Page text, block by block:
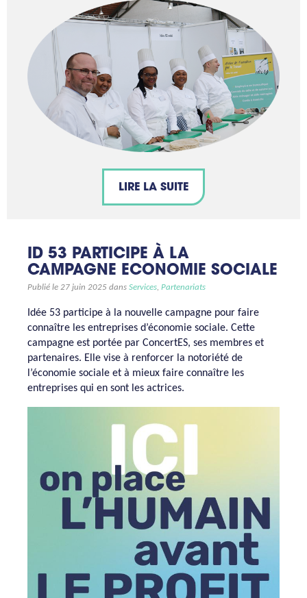
LIRE LA SUITE
ID 53 PARTICIPE À LA
CAMPAGNE ECONOMIE SOCIALE
Publié le 27 juin 2025 dans Services, Partenariats
Idée 53 participe à la nouvelle campagne pour faire
connaître les entreprises d’économie sociale. Cette
campagne est portée par ConcertES, ses membres et
partenaires. Elle vise à renforcer la notoriété de
l’économie sociale et à mieux faire connaître les
entreprises qui en sont les actrices.